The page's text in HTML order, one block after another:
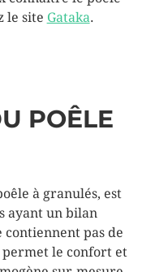
le site Gataka.
POÊLE
à granulés, est
ayant un bilan
contiennent pas de
le confort et